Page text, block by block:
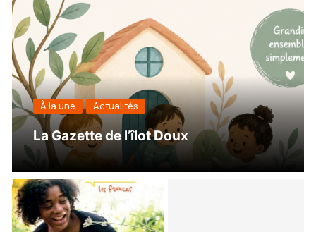
À la une Actualités
La Gazette de l’îlot Doux